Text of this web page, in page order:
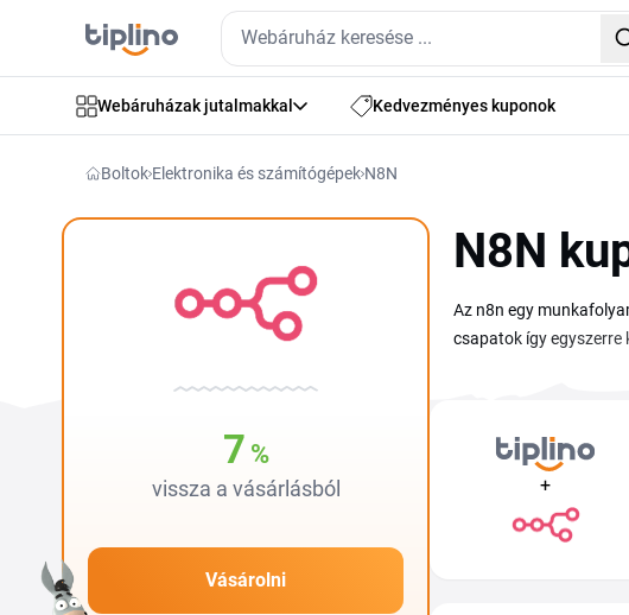
Webáruházak jutalmakkal Kedvezményes kuponok
Boltok Elektronika és számítógépek N8N
7 %
vissza a vásárlásból
Vásárolni
N8N
Az n8n egy
csapatok így
hogy a regisztrációnál
kattintással
+